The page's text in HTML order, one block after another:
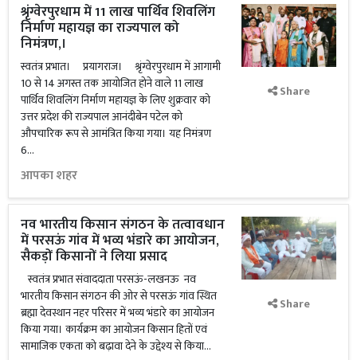
श्रृंग्वेरपुरधाम में 11 लाख पार्थिव शिवलिंग
निर्माण महायज्ञ का राज्यपाल को
निमंत्रण,।
स्वतंत्र प्रभात। प्रयागराज। श्रृंग्वेरपुरधाम में आगामी
10 से 14 अगस्त तक आयोजित होने वाले 11 लाख
पार्थिव शिवलिंग निर्माण महायज्ञ के लिए शुक्रवार को
उत्तर प्रदेश की राज्यपाल आनंदीबेन पटेल को
औपचारिक रूप से आमंत्रित किया गया। यह निमंत्रण
6...
आपका शहर
Share
नव भारतीय किसान संगठन के तत्वावधान
में परसऊं गांव में भव्य भंडारे का आयोजन,
सैकड़ों किसानों ने लिया प्रसाद
स्वतंत्र प्रभात संवाददाता परसऊं-लखनऊ नव
भारतीय किसान संगठन की ओर से परसऊं गांव स्थित
ब्रह्मा देवस्थान नहर परिसर में भव्य भंडारे का आयोजन
किया गया। कार्यक्रम का आयोजन किसान हितों एवं
सामाजिक एकता को बढ़ावा देने के उद्देश्य से किया...
Share